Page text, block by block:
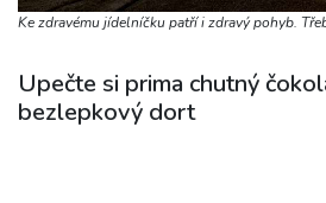
Ke zdravému jídelníčku patří i zdravý pohyb.
Upečte si prima chutný
bezlepkový dort